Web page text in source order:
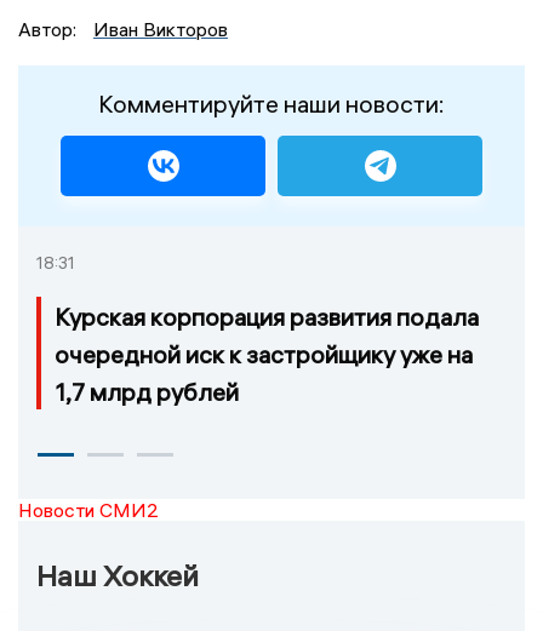
Автор:
Иван Викторов
Комментируйте наши новости:
18:31
Курская корпорация развития подала
очередной иск к застройщику уже на
1,7 млрд рублей
Новости СМИ2
Наш Хоккей